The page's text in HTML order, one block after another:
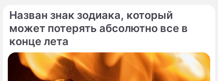
Назван знак зодиака, который
может потерять абсолютно все в
конце лета